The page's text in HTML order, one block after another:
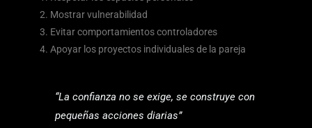
Mostrar vulnerabilidad
Evitar comportamientos controladores
Apoyar los proyectos individuales de la pareja
“La confianza no se exige, se construye con
pequeñas acciones diarias”